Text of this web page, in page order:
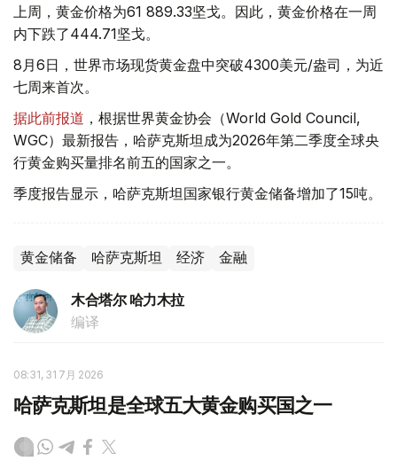
上周，黄金价格为61 889.33坚戈。因此，黄金价格在一周
内下跌了444.71坚戈。
8月6日，世界市场现货黄金盘中突破4300美元/盎司，为近
七周来首次。
据此前报道 ，根据世界黄金协会（World Gold Council,
WGC）最新报告，哈萨克斯坦成为2026年第二季度全球央
行黄金购买量排名前五的国家之一。
季度报告显示，哈萨克斯坦国家银行黄金储备增加了15吨。
黄金储备 哈萨克斯坦 经济 金融
木合塔尔 哈力木拉
编译
08:31, 31 7月 2026
哈萨克斯坦是全球五大黄金购买国之一